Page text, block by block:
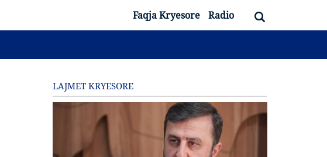
Faqja Kryesore Radio
LAJMET KRYESORE